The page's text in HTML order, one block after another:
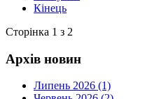
Кінець
Сторінка 1 з 2
Архів новин
Липень 2026 (1)